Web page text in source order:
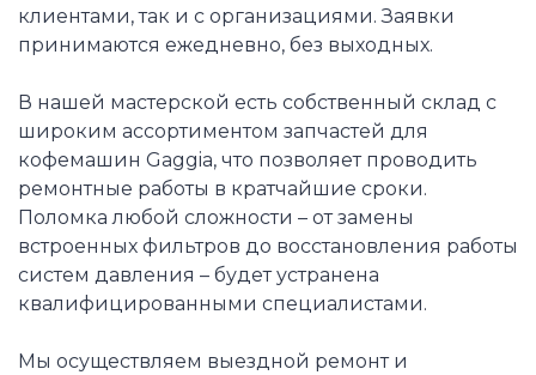
клиентами, так и с организациями. Заявки
принимаются ежедневно, без выходных.
В нашей мастерской есть собственный склад с
широким ассортиментом запчастей для
кофемашин Gaggia, что позволяет проводить
ремонтные работы в кратчайшие сроки.
Поломка любой сложности – от замены
встроенных фильтров до восстановления работы
систем давления – будет устранена
квалифицированными специалистами.
Мы осуществляем выездной ремонт и